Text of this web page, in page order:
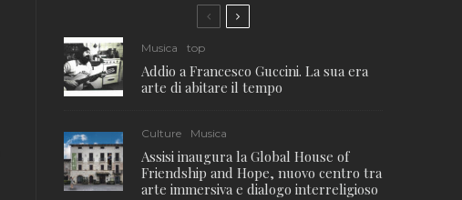
Musica top
Addio a Francesco Guccini. La sua era
arte di abitare il tempo
Culture Musica
Assisi inaugura la Global House of
Friendship and Hope, nuovo centro tra
arte immersiva e dialogo interreligioso